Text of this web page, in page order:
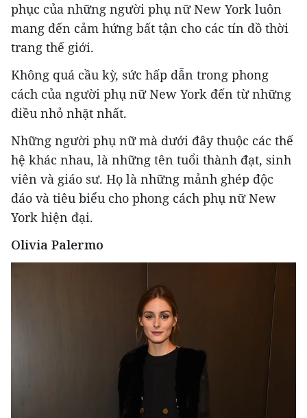
phục của những người phụ nữ New York luôn
mang đến cảm hứng bất tận cho các tín đồ thời
trang thế giới.
Không quá cầu kỳ, sức hấp dẫn trong phong
cách của người phụ nữ New York đến từ những
điều nhỏ nhặt nhất.
Những người phụ nữ mà dưới đây thuộc các thế
hệ khác nhau, là những tên tuổi thành đạt, sinh
viên và giáo sư. Họ là những mảnh ghép độc
đáo và tiêu biểu cho phong cách phụ nữ New
York hiện đại.
Olivia Palermo